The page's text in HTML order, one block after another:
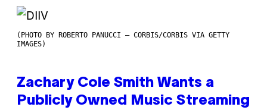
(PHOTO BY ROBERTO PANUCCI – CORBIS/CORBIS VIA GETTY
IMAGES)
Zachary Cole Smith Wants a
Publicly Owned Music Streaming